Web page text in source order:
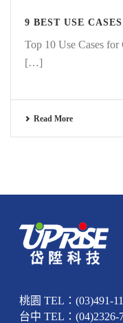
9 BEST USE
Top 10 Use Cases
[…]
Read More
桃園 TEL：(03)491-
台中 TEL：(04)2326-